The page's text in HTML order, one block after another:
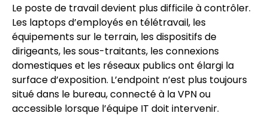
Le poste de travail devient plus difficile à contrôler.
Les laptops d’employés en télétravail, les
équipements sur le terrain, les dispositifs de
dirigeants, les sous-traitants, les connexions
domestiques et les réseaux publics ont élargi la
surface d’exposition. L’endpoint n’est plus toujours
situé dans le bureau, connecté à la VPN ou
accessible lorsque l’équipe IT doit intervenir.